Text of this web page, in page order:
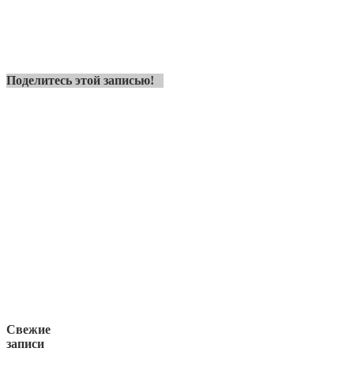
Поделитесь этой записью!
Свежие
записи